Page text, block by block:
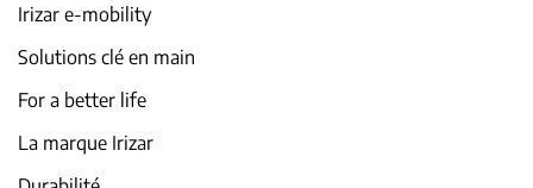
Irizar e-mobility
Solutions clé en main
For a better life
La marque Irizar